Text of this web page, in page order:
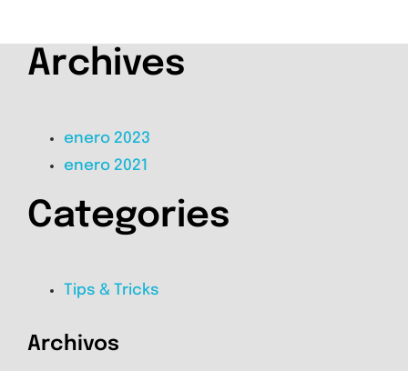
Archives
enero 2023
enero 2021
Categories
Tips & Tricks
Archivos